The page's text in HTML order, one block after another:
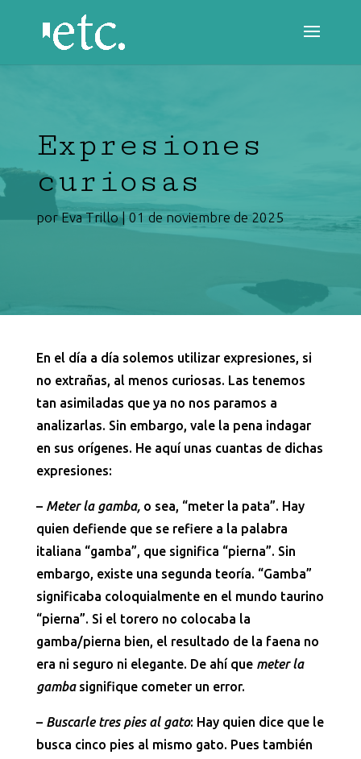
Expresiones
curiosas
porEva Trillo|01 de noviembre de 2025
En el día a día solemos utilizar expresiones, si
no extrañas, al menos curiosas. Las tenemos
tan asimiladas que ya no nos paramos a
analizarlas. Sin embargo, vale la pena indagar
en sus orígenes. He aquí unas cuantas de dichas
expresiones:
– Meter la gamba,o sea, “meter la pata”. Hay
quien defiende que se refiere a la palabra
italiana “gamba”, que significa “pierna”. Sin
embargo, existe una segunda teoría. “Gamba”
significaba coloquialmente en el mundo taurino
“pierna”. Si el torero no colocaba la
gamba/pierna bien, el resultado de la faena no
era ni seguro ni elegante. De ahí que meter la
gambasignifique cometer un error.
– Buscarle tres pies al gato: Hay quien dice que le
busca cinco pies al mismo gato. Pues también